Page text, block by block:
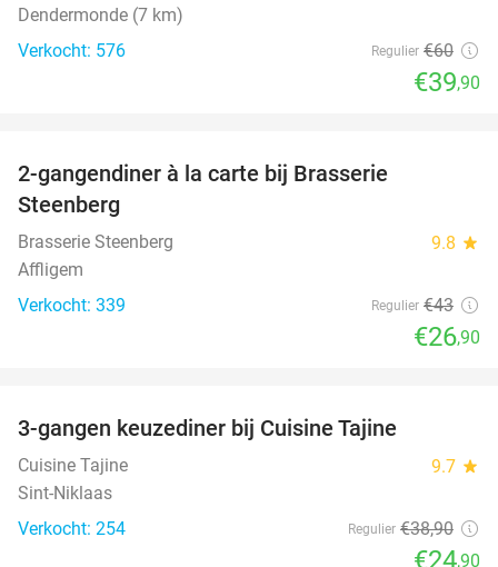
Dendermonde (7 km)
Verkocht: 576
Regulier €60
€39,90
2-gangendiner à la carte bij Brasserie
Steenberg
Brasserie Steenberg 9.8 star
Affligem
Verkocht: 339
Regulier €43
€26,90
3-gangen keuzediner bij Cuisine Tajine
Cuisine Tajine 9.7 star
Sint-Niklaas
Verkocht: 254
Regulier €38,90
€24,90